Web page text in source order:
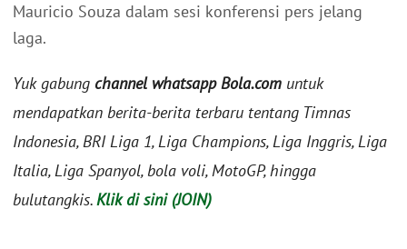
Mauricio Souza dalam sesi konferensi pers jelang
laga.
Yuk gabung channel whatsapp Bola.com untuk
mendapatkan berita-berita terbaru tentang Timnas
Indonesia, BRI Liga 1, Liga Champions, Liga Inggris, Liga
Italia, Liga Spanyol, bola voli, MotoGP, hingga
bulutangkis.Klik di sini (JOIN)